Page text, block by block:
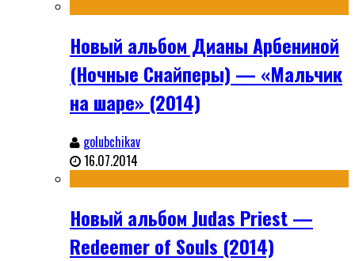
Новый альбом Дианы Арбениной
(Ночные Снайперы) — «Мальчик
на шаре» (2014)
golubchikav
16.07.2014
Новый альбом Judas Priest —
Redeemer of Souls (2014)